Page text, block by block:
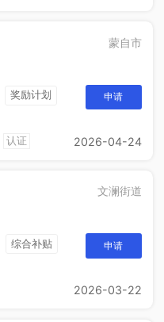
蒙自市
奖励计划
申请
认证 2026-04-24
文澜街道
综合补贴
申请
2026-03-22